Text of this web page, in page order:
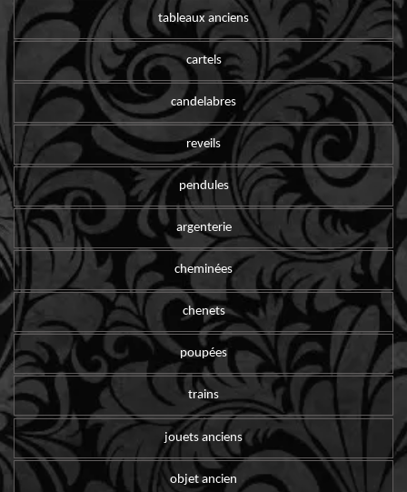
tableaux anciens
cartels
candelabres
reveils
pendules
argenterie
cheminées
chenets
poupées
trains
jouets anciens
objet ancien